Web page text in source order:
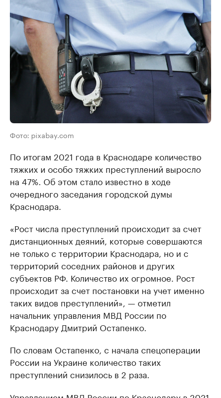
Фото: pixabay.com
По итогам 2021 года в Краснодаре количество
тяжких и особо тяжких преступлений выросло
на 47%. Об этом стало известно в ходе
очередного заседания городской думы
Краснодара.
«Рост числа преступлений происходит за счет
дистанционных деяний, которые совершаются
не только с территории Краснодара, но и с
территорий соседних районов и других
субъектов РФ. Количество их огромное. Рост
происходит за счет постановки на учет именно
таких видов преступлений», — отметил
начальник управления МВД России по
Краснодару Дмитрий Остапенко.
По словам Остапенко, с начала спецоперации
России на Украине количество таких
преступлений снизилось в 2 раза.